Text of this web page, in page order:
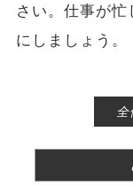
さい。仕事が
にしましょう。
全